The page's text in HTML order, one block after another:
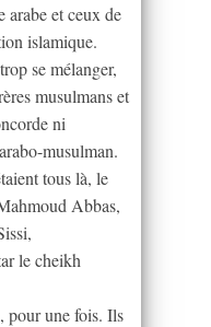
arabe et ceux de
islamique.
se mélanger,
musulmans et
ni
musulman.
tous là, le
Abbas,
le cheikh
pour une fois. Ils